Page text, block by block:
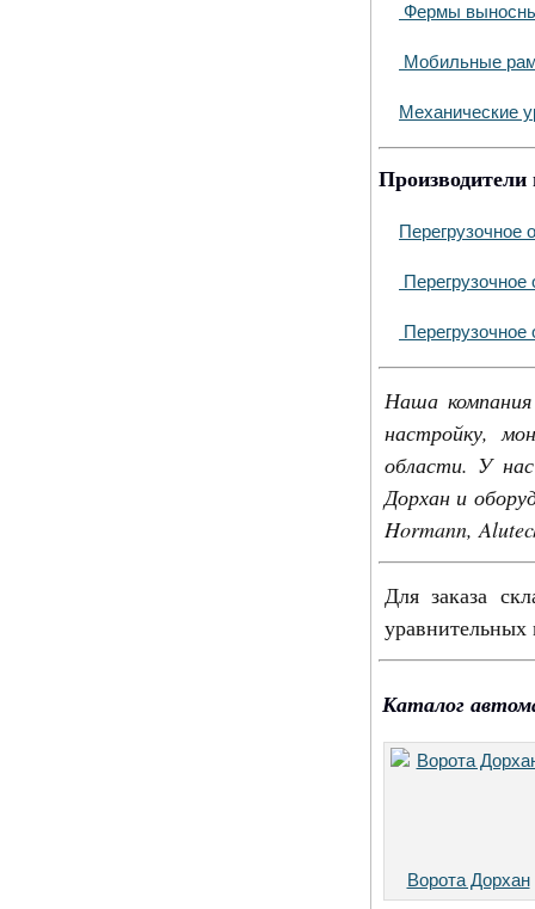
Фермы
Мобильные
Механические
Производители
Перегрузочное
Наша компания
настройку,
области. У
Дорхан и
Hormann,
Для заказа
Каталог
Ворота Дорхан